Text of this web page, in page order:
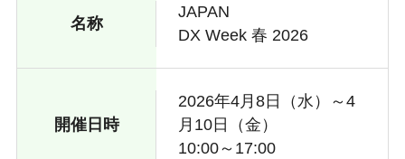
名称
JAPAN
DX Week 春 2026
開催日時
2026年4月8日（水）～4
月10日（金）
10:00～17:00